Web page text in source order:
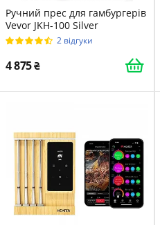
Ручний прес для гамбургерів
Vevor JKH-100 Silver
2 відгуки
4 875